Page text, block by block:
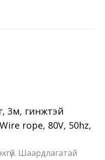
3м, гинжтэй
rope, 80V, 50hz,
Шаардлагатай